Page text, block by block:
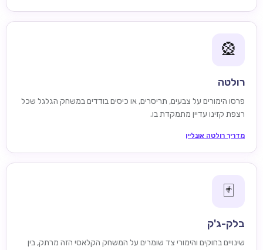
🎡
רולטה
פרסו הימורים על צבעים, תריסרים, או כיסים בודדים במשחק הגלגל שכל
רצפת קזינו עדיין מתמקדת בו.
מדריך רולטה אונליין
🃏
בלק-ג'ק
שינויים בחוקים והימורי צד שומרים על המשחק הקלאסי הזה מרתק, בין